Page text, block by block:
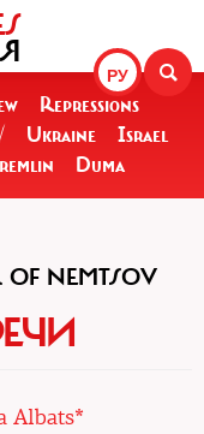
РУ
Repressions
/ Ukraine
Israel
Duma
NEMTSOV
Albats*